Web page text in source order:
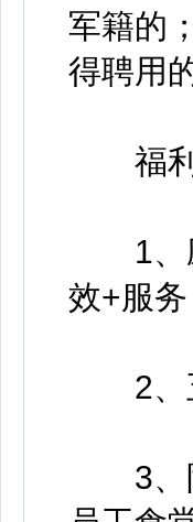
军籍的
得聘用
福利
1、应
效+服
2、
3、防